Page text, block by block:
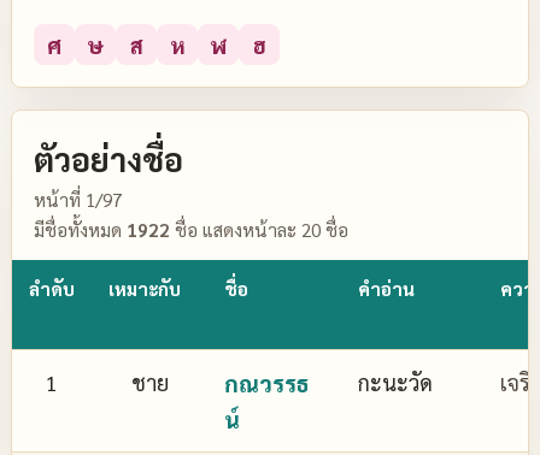
ศ ษ ส ห ฬ ฮ
ตัวอย่างชื่อ
หน้าที่ 1/97
มีชื่อทั้งหมด 1922 ชื่อ แสดงหน้าละ 20 ชื่อ
ลำดับ เหมาะกับ ชื่อ คำอ่าน คว
1 ชาย
กณวรรธ
น์
กะนะวัด เจ